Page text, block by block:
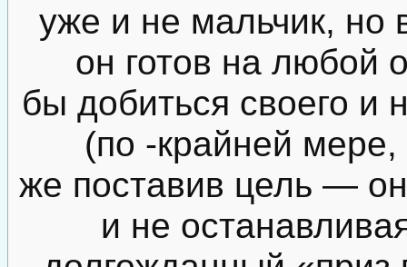
уже и не мальчик, но
он готов на любой
бы добиться своего и
(по -крайней
же поставив цель —
и не